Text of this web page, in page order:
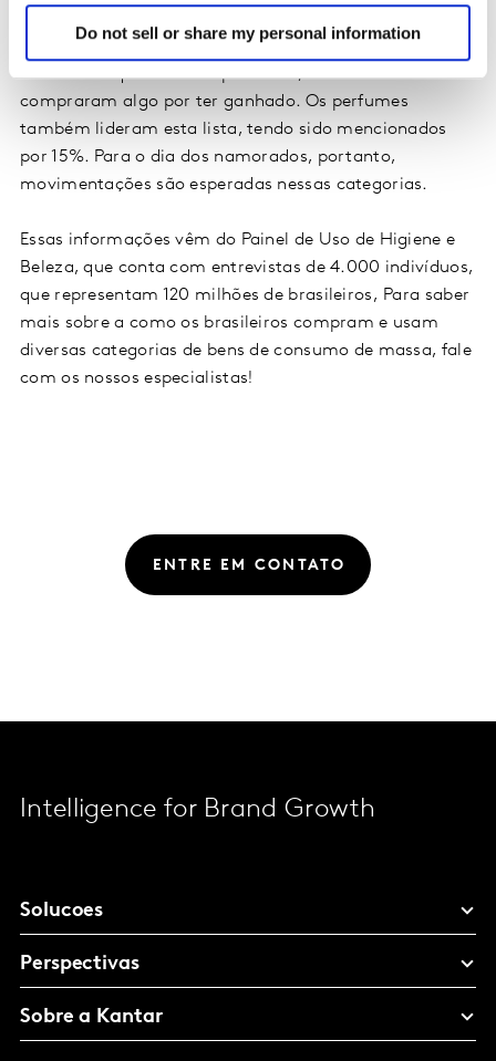
Do not sell or share my personal information
Já entre os que não têm parceiros, somente 22% não
compraram algo por ter ganhado. Os perfumes
também lideram esta lista, tendo sido mencionados
por 15%. Para o dia dos namorados, portanto,
movimentações são esperadas nessas categorias.
Essas informações vêm do Painel de Uso de Higiene e
Beleza, que conta com entrevistas de 4.000 indivíduos,
que representam 120 milhões de brasileiros, Para saber
mais sobre a como os brasileiros compram e usam
diversas categorias de bens de consumo de massa, fale
com os nossos especialistas!
ENTRE EM CONTATO
Intelligence for Brand Growth
Solucoes
Perspectivas
Sobre a Kantar